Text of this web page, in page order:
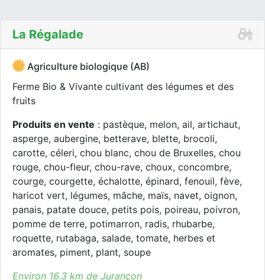
La Régalade
Agriculture biologique (AB)
Ferme Bio & Vivante cultivant des légumes et des
fruits
Produits en vente : pastèque, melon, ail, artichaut,
asperge, aubergine, betterave, blette, brocoli,
carotte, céleri, chou blanc, chou de Bruxelles, chou
rouge, chou-fleur, chou-rave, choux, concombre,
courge, courgette, échalotte, épinard, fenouil, fève,
haricot vert, légumes, mâche, maïs, navet, oignon,
panais, patate douce, petits pois, poireau, poivron,
pomme de terre, potimarron, radis, rhubarbe,
roquette, rutabaga, salade, tomate, herbes et
aromates, piment, plant, soupe
Environ 16.3 km de Jurançon